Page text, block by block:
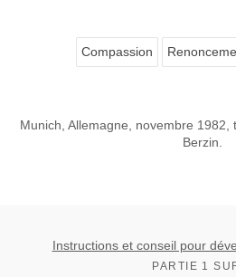
Compassion
Munich, Allemagne, novembre 1982,
Berzin.
Instructions et conseil pour
PARTIE 1